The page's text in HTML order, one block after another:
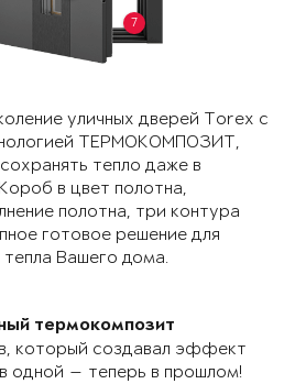
7
уличных дверей Torex с
ТЕРМОКОМПОЗИТ,
тепло даже в
в цвет полотна,
полотна, три контура
готовое решение для
Вашего дома.
термокомпозит
который создавал эффект
одной — теперь в прошлом!